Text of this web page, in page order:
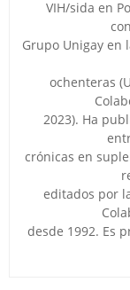
VIH/sida en
Grupo Unigay en
ochenteras
2023). Ha
crónicas en
editados por
desde 1992. Es